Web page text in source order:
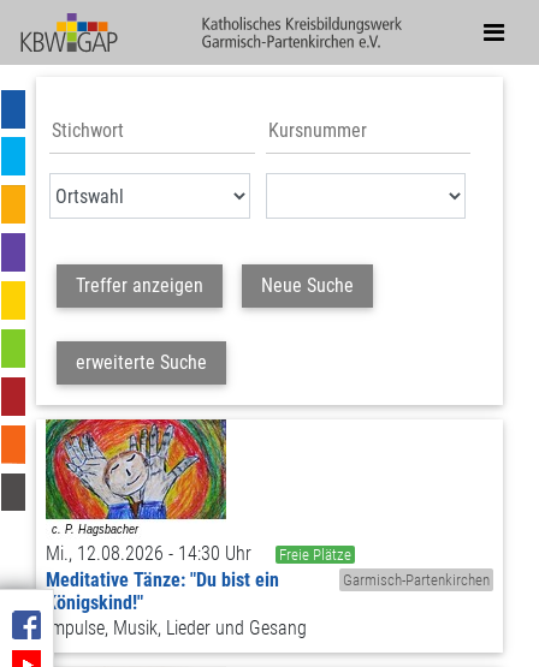
Treffer anzeigen Neue Suche
erweiterte Suche
Mi., 12.08.2026 - 14:30 Uhr
Freie Plätze
Garmisch-Partenkirchen
Meditative Tänze: "Du bist ein
Königskind!"
Impulse, Musik, Lieder und Gesang